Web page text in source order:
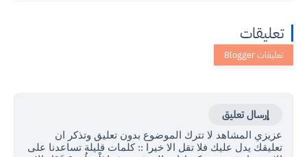
تعليقات
إرسال تعليق
عزيزي المشاهد لا تترك الموضوع بدون تعليق وتذكر ان
تعليقك يدل عليك فلا تقل الا خيرا :: كلمات قليلة تساعدنا على